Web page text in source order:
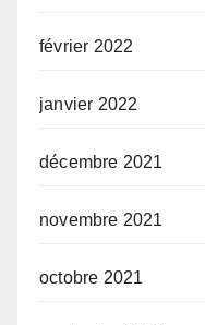
février 2022
janvier 2022
décembre 2021
novembre 2021
octobre 2021